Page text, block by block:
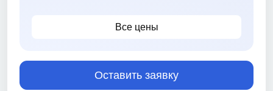
Все цены
Оставить заявку